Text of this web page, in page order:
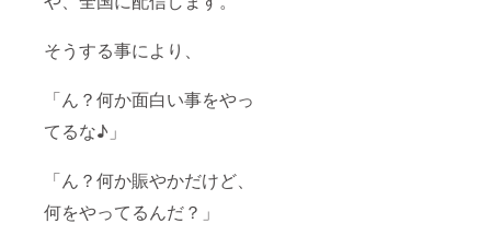
そうする事により、
「ん？何か面白い事をやっ
てるな♪」
「ん？何か賑やかだけど、
何をやってるんだ？」